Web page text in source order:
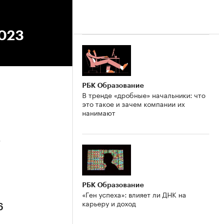
РБК Образование
В тренде «дробные» начальники: что
это такое и зачем компании их
нанимают
РБК Образование
«Ген успеха»: влияет ли ДНК на
карьеру и доход